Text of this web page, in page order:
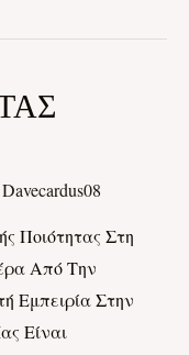
Davecardus08
Ποιότητας Στη
Από Την
Στην
Είναι